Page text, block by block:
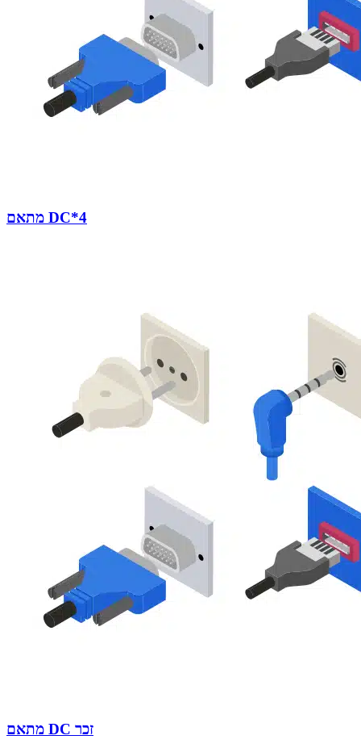
מתאם DC*4
מתאם DC זכר